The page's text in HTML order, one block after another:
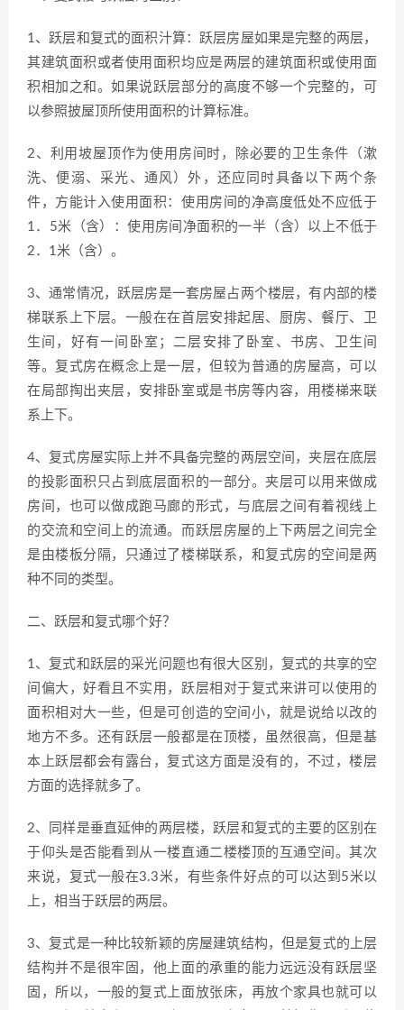
1、跃层和复式的面积汁算：跃层房屋如果是完整的两层，
其建筑面积或者使用面积均应是两层的建筑面积或使用面
积相加之和。如果说跃层部分的高度不够一个完整的，可
以参照披屋顶所使用面积的计算标准。
2、利用坡屋顶作为使用房间时，除必要的卫生条件（漱
洗、便溺、采光、通风）外，还应同时具备以下两个条
件，方能计入使用面积：使用房间的净高度低处不应低于
1．5米（含）：使用房间净面积的一半（含）以上不低于
2．1米（含）。
3、通常情况，跃层房是一套房屋占两个楼层，有内部的楼
梯联系上下层。一般在在首层安排起居、厨房、餐厅、卫
生间，好有一间卧室；二层安排了卧室、书房、卫生间
等。复式房在概念上是一层，但较为普通的房屋高，可以
在局部掏出夹层，安排卧室或是书房等内容，用楼梯来联
系上下。
4、复式房屋实际上并不具备完整的两层空间，夹层在底层
的投影面积只占到底层面积的一部分。夹层可以用来做成
房间，也可以做成跑马廊的形式，与底层之间有着视线上
的交流和空间上的流通。而跃层房屋的上下两层之间完全
是由楼板分隔，只通过了楼梯联系，和复式房的空间是两
种不同的类型。
二、跃层和复式哪个好？
1、复式和跃层的采光问题也有很大区别，复式的共享的空
间偏大，好看且不实用，跃层相对于复式来讲可以使用的
面积相对大一些，但是可创造的空间小，就是说给以改的
地方不多。还有跃层一般都是在顶楼，虽然很高，但是基
本上跃层都会有露台，复式这方面是没有的，不过，楼层
方面的选择就多了。
2、同样是垂直延伸的两层楼，跃层和复式的主要的区别在
于仰头是否能看到从一楼直通二楼楼顶的互通空间。其次
来说，复式一般在3.3米，有些条件好点的可以达到5米以
上，相当于跃层的两层。
3、复式是一种比较新颖的房屋建筑结构，但是复式的上层
结构并不是很牢固，他上面的承重的能力远远没有跃层坚
固，所以，一般的复式上面放张床，再放个家具也就可以